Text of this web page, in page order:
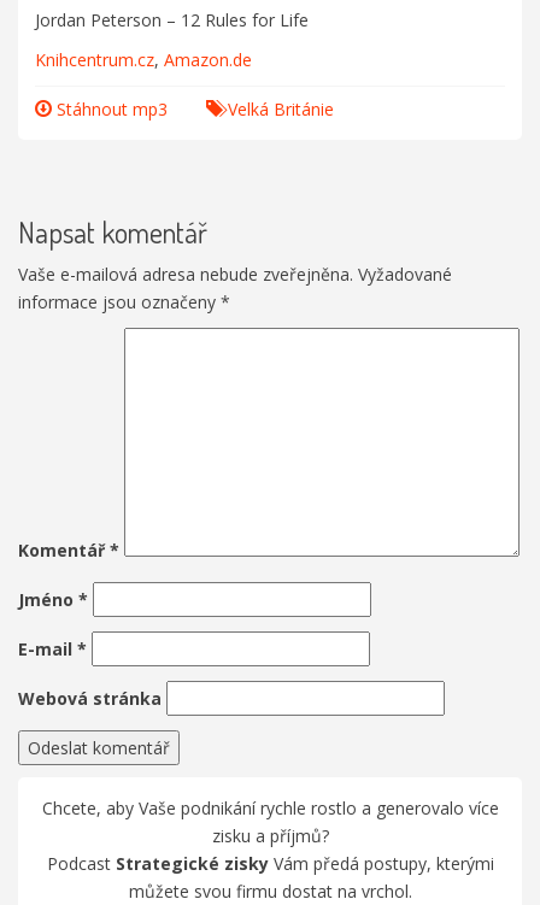
Jordan Peterson – 12 Rules for Life
Knihcentrum.cz, Amazon.de
Stáhnout mp3 Velká Británie
Napsat komentář
Vaše e-mailová adresa nebude zveřejněna. Vyžadované
informace jsou označeny *
Komentář*
Jméno *
E-mail *
Webová stránka
Chcete, aby Vaše podnikání rychle rostlo a generovalo více
zisku a příjmů?
Podcast Strategické ziskyVám předá postupy, kterými
můžete svou firmu dostat na vrchol.